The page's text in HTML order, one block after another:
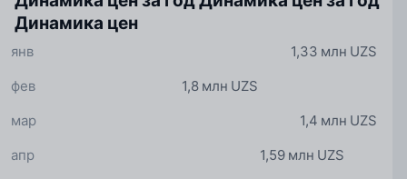
Динамика цен
1,33 млн UZS
янв
1,8 млн UZS
фев
1,4 млн UZS
мар
1,59 млн UZS
апр